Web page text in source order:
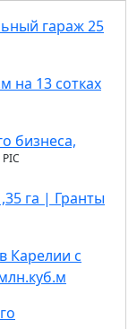
гараж 25
на 13 сотках
бизнеса,
PIC
га | Гранты
Карелии с